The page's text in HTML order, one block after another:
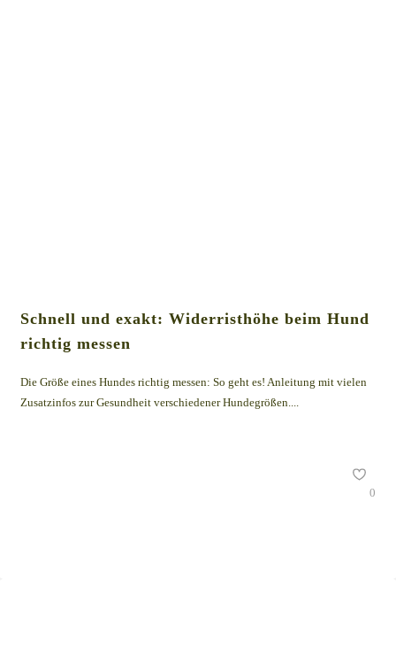
Schnell und exakt: Widerristhöhe beim Hund
richtig messen
Die Größe eines Hundes richtig messen: So geht es! Anleitung mit vielen
Zusatzinfos zur Gesundheit verschiedener Hundegrößen....
0